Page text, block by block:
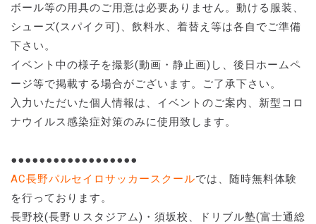
ボール等の用具のご用意は必要ありません。動ける服装、
シューズ(スパイク可)、飲料水、着替え等は各自でご準備
下さい。
イベント中の様子を撮影(動画・静止画)し、後日ホームペ
ージ等で掲載する場合がございます。ご了承下さい。
入力いただいた個人情報は、イベントのご案内、新型コロ
ナウイルス感染症対策のみに使用致します。
●●●●●●●●●●●●●●●●●●
AC長野パルセイロサッカースクールでは、随時無料体験
を行っております。
長野校(長野Ｕスタジアム)・須坂校、ドリブル塾(富士通総